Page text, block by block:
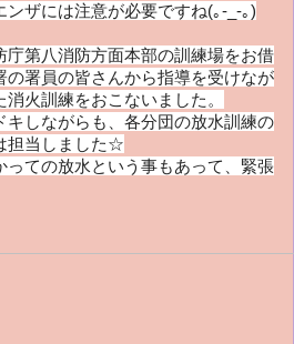
ンザには注意が必要ですね(｡-_-｡)
庁第八消防方面本部の訓練場をお借
の署員の皆さんから指導を受けなが
火訓練をおこないました。
キしながらも、各分団の放水訓練の
担当しました☆
っての放水という事もあって、緊張